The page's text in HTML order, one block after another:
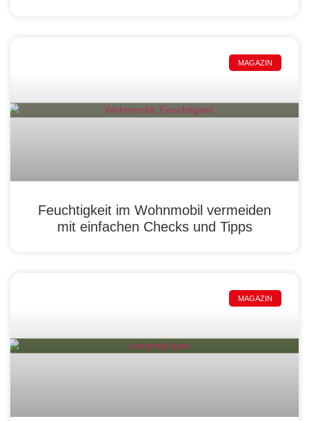
MAGAZIN
Feuchtigkeit im Wohnmobil vermeiden
mit einfachen Checks und Tipps
MAGAZIN